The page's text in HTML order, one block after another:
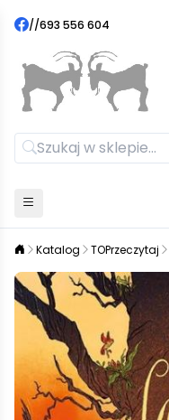
//693 556 604
Katalog TOPrzeczytaj